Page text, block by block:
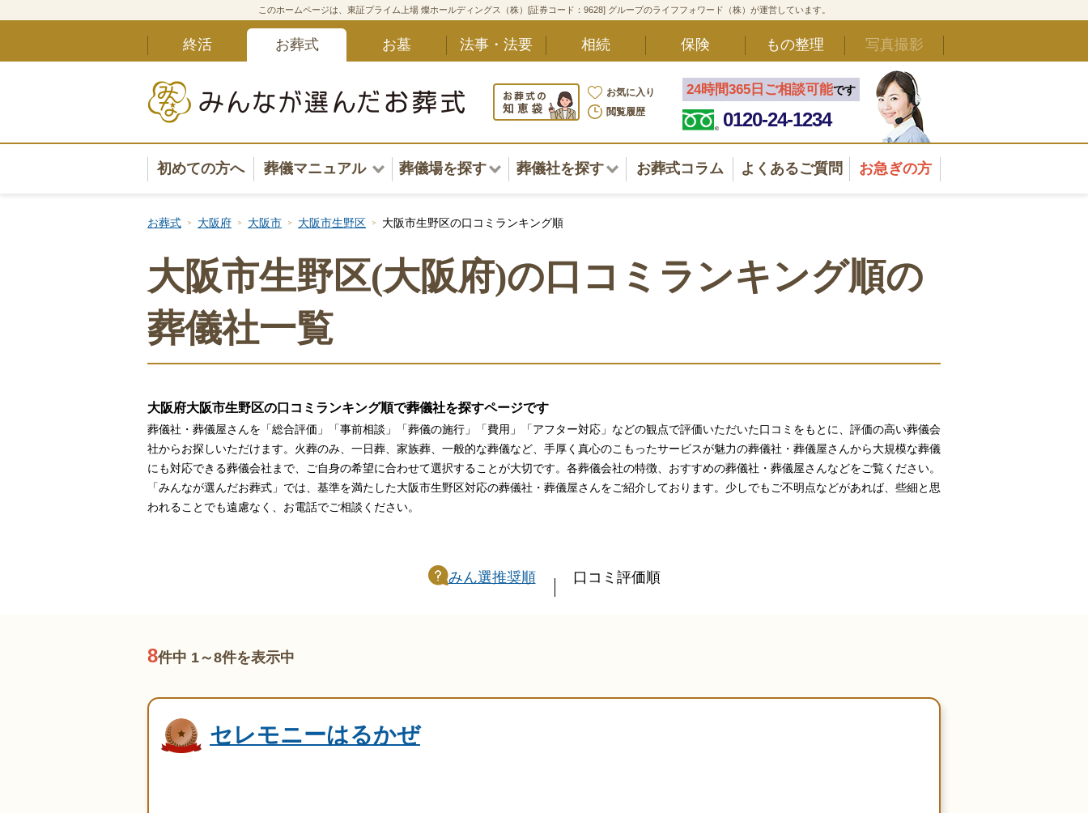
このホームページは、東証プライム上場 燦ホールディングス（株）[証券コード：9628] グループのライフフォワード（株）が運営しています。
終活 お葬式 お墓 法事・法要 相続 保険 もの整理 写真撮影
お気に入り
閲覧履歴
24時間365日ご相談可能です
0120-24-1234
初めての方へ 葬儀マニュアル
葬儀マニュアル一覧
葬儀安心サポート
葬儀の準備〜葬儀後まで
葬儀の選び方
葬儀費用の平均相場
葬儀場を探す
北海道
東北・甲信越・北陸
関東
中国・四国
九州・沖縄
葬儀社を探す
北海道
関東
中国・四国
九州・沖縄
お葬式コラム よくあるご質問 お急ぎの方
お葬式 大阪府 大阪市 大阪市生野区 大阪市生野区の口コミランキング順
大阪市生野区(大阪府)の口コミランキング順の
葬儀社一覧
大阪府大阪市生野区の口コミランキング順で葬儀社を探すページです
葬儀社・葬儀屋さんを「総合評価」「事前相談」「葬儀の施行」「費用」「アフター対応」などの観点で評価いただいた口コミをもとに、評価の高い葬儀会
社からお探しいただけます。火葬のみ、一日葬、家族葬、一般的な葬儀など、手厚く真心のこもったサービスが魅力の葬儀社・葬儀屋さんから大規模な葬儀
にも対応できる葬儀会社まで、ご自身の希望に合わせて選択することが大切です。各葬儀会社の特徴、おすすめの葬儀社・葬儀屋さんなどをご覧ください。
「みんなが選んだお葬式」では、基準を満たした大阪市生野区対応の葬儀社・葬儀屋さんをご紹介しております。少しでもご不明点などがあれば、些細と思
われることでも遠慮なく、お電話でご相談ください。
みん選推奨順 口コミ評価順
8件中 1～8件を表示中
セレモニーはるかぜ